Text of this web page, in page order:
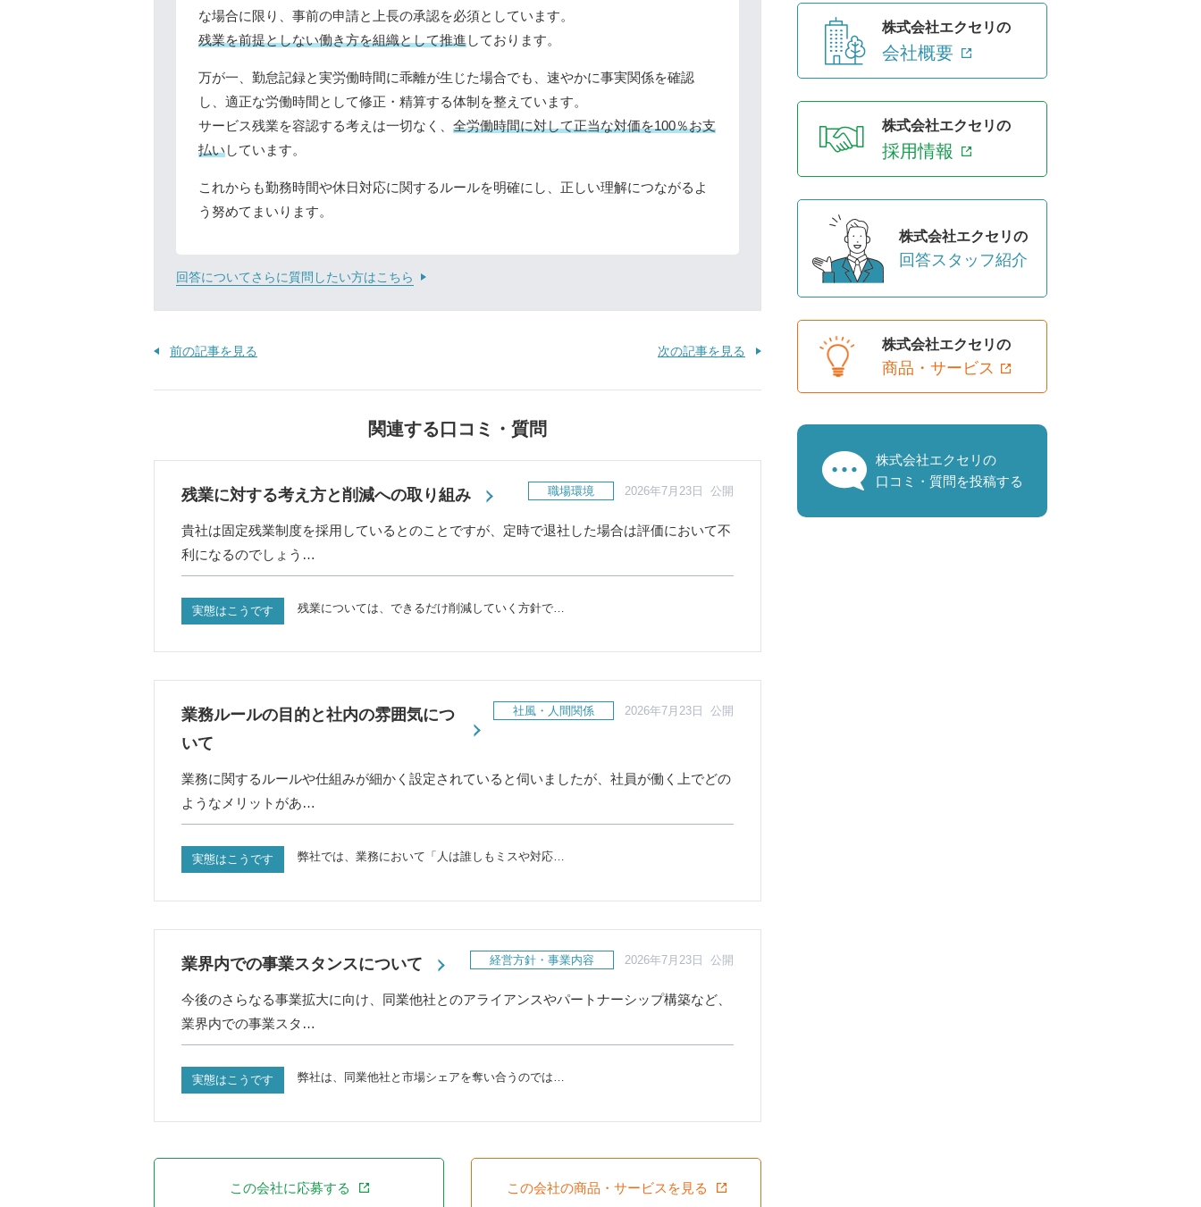
な場合に限り、事前の申請と上長の承認を必須としています。
残業を前提としない働き方を組織として推進しております。
万が一、勤怠記録と実労働時間に乖離が生じた場合でも、速やかに事実関係を確認
し、適正な労働時間として修正・精算する体制を整えています。
サービス残業を容認する考えは一切なく、 全労働時間に対して正当な対価を100％お支
払いしています。
これからも勤務時間や休日対応に関するルールを明確にし、正しい理解につながるよ
う努めてまいります。
回答についてさらに質問したい方はこちら
前の記事を見る 次の記事を見る
関連する口コミ・質問
残業に対する考え方と削減への取り組み 職場環境 2026年7月23日 公開
貴社は固定残業制度を採用しているとのことですが、定時で退社した場合は評価において不
利になるのでしょう…
実態はこうです 残業については、できるだけ削減していく方針で…
業務ルールの目的と社内の雰囲気につ
いて
社風・人間関係 2026年7月23日 公開
業務に関するルールや仕組みが細かく設定されていると伺いましたが、社員が働く上でどの
ようなメリットがあ…
実態はこうです 弊社では、業務において「人は誰しもミスや対応…
業界内での事業スタンスについて 経営方針・事業内容 2026年7月23日 公開
今後のさらなる事業拡大に向け、同業他社とのアライアンスやパートナーシップ構築など、
業界内での事業スタ…
実態はこうです 弊社は、同業他社と市場シェアを奪い合うのでは…
この会社に応募する この会社の商品・サービスを見る
株式会社エクセリの
会社概要
株式会社エクセリの
採用情報
株式会社エクセリの
回答スタッフ紹介
株式会社エクセリの
商品・サービス
株式会社エクセリの
口コミ・質問を投稿する